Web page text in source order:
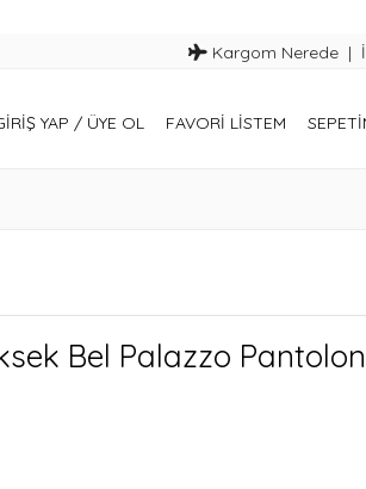
Kargom Nerede
YAP / ÜYE OL FAVORI LISTEM
Bel Palazzo Pantolon